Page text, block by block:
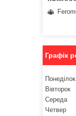
Графік
Понеділок
Вівторок
Середа
Четвер